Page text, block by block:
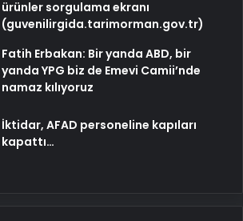
ürünler sorgulama ekranı
(guvenilirgida.tarimorman.gov.tr)
Fatih Erbakan: Bir yanda ABD, bir
yanda YPG biz de Emevi Camii’nde
namaz kılıyoruz
İktidar, AFAD personeline kapıları
kapattı…